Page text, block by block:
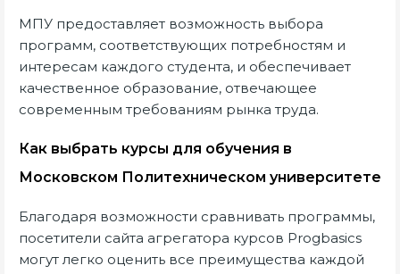
МПУ предоставляет возможность выбора
программ, соответствующих потребностям и
интересам каждого студента, и обеспечивает
качественное образование, отвечающее
современным требованиям рынка труда.
Как выбрать курсы для обучения в
Московском Политехническом университете
Благодаря возможности сравнивать программы,
посетители сайта агрегатора курсов Progbasics
могут легко оценить все преимущества каждой